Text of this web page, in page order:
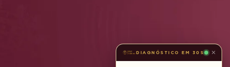
DIAGNÓSTICO EM 30S ×